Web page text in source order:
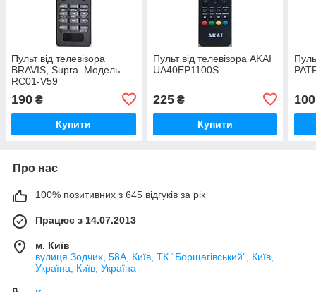
Пульт від телевізора
BRAVIS, Supra. Модель
RC01-V59
190 ₴
Купити
Пульт від телевізора AKAI
UA40EP1100S
225₴
Купити
100
Про нас
100% позитивних з 645 відгуків за рік
Працює з 14.07.2013
м. Київ
вулиця Зодчих, 58А, Київ, ТК “Борщагівський”, Київ,
Україна, Київ, Україна